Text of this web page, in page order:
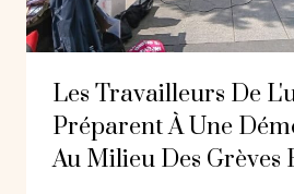
Les Travailleurs De
Préparent À Une
Au Milieu Des Grèves